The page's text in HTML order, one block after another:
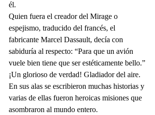
él.
Quien fuera el creador del Mirage o
espejismo, traducido del francés, el
fabricante Marcel Dassault, decía con
sabiduría al respecto: “Para que un avión
vuele bien tiene que ser estéticamente bello.”
¡Un glorioso de verdad! Gladiador del aire.
En sus alas se escribieron muchas historias y
varias de ellas fueron heroicas misiones que
asombraron al mundo entero.